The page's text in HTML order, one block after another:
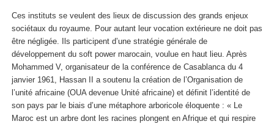
Ces instituts se veulent des lieux de discussion des grands enjeux
sociétaux du royaume. Pour autant leur vocation extérieure ne doit pas
être négligée. Ils participent d’une stratégie générale de
développement du soft power marocain, voulue en haut lieu. Après
Mohammed V, organisateur de la conférence de Casablanca du 4
janvier 1961, Hassan II a soutenu la création de l’Organisation de
l’unité africaine (OUA devenue Unité africaine) et définit l’identité de
son pays par le biais d’une métaphore arboricole éloquente : « Le
Maroc est un arbre dont les racines plongent en Afrique et qui respire